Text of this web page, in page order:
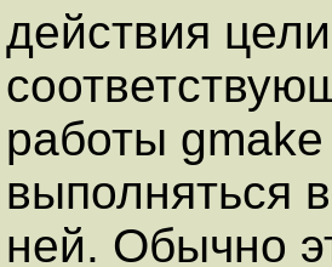
действия
работы
выполняться
ней. Обычно